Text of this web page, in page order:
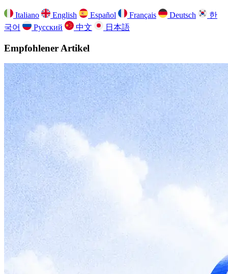
Italiano English Español Français Deutsch
한
국어
Русский 中文 日本語
Empfohlener Artikel